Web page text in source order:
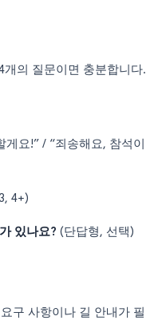
개의 질문이면 충분합니다.
게요!” / “죄송해요, 참석이
4+)
있나요? (단답형, 선택)
구 사항이나 길 안내가 필